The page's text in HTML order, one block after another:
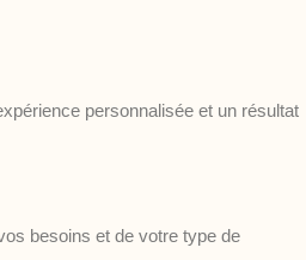
personnalisée et un résultat
besoins et de votre type de